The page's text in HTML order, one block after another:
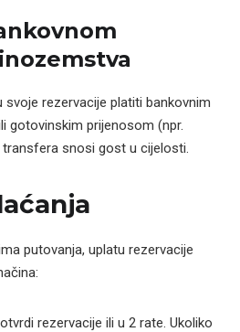
rezervacije platiti bankovnim
gotovinskim prijenosom (npr.
snosi gost u cijelosti.
putovanja, uplatu rezervacije
rezervacije ili u 2 rate. Ukoliko